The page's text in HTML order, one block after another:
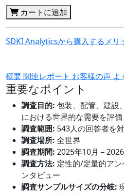
カートに追加
SDKI Analyticsから購入するメリ
概要関連レポート お客様の声 よ
重要なポイント
調査目的: 包装、配管、建設
における世界的な需要を評価
調査範囲: 543人の回答者を
調査場所: 全世界
調査期間: 2025年10月 –
調査方法: 定性的/定量的ア
ンタビュー
調査サンプルサイズの分岐: